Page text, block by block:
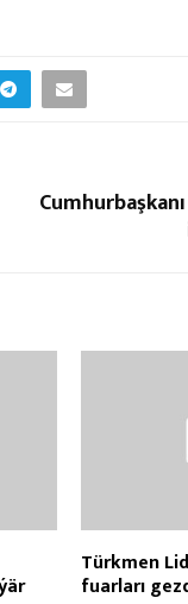
Türkmen
fuarları